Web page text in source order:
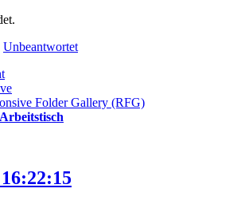
Unbeantwortet
Folder Gallery (RFG)